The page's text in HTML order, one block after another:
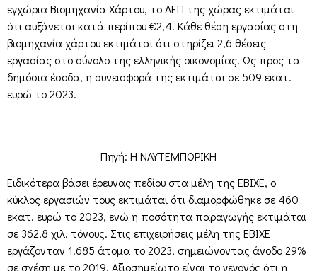
εγχώρια Βιομηχανία Χάρτου, το ΑΕΠ της χώρας εκτιμάται
ότι αυξάνεται κατά περίπου €2,4. Κάθε θέση εργασίας στη
βιομηχανία χάρτου εκτιμάται ότι στηρίζει 2,6 θέσεις
εργασίας στο σύνολο της ελληνικής οικονομίας. Ως προς τα
δημόσια έσοδα, η συνεισφορά της εκτιμάται σε 509 εκατ.
ευρώ το 2023.
Πηγή: Η ΝΑΥΤΕΜΠΟΡΙΚΗ
Ειδικότερα βάσει έρευνας πεδίου στα μέλη της ΕΒΙΧΕ, ο
κύκλος εργασιών τους εκτιμάται ότι διαμορφώθηκε σε 460
εκατ. ευρώ το 2023, ενώ η ποσότητα παραγωγής εκτιμάται
σε 362,8 χιλ. τόνους. Στις επιχειρήσεις μέλη της ΕΒΙΧΕ
εργάζονταν 1.685 άτομα το 2023, σημειώνοντας άνοδο 29%
σε σχέση με το 2019. Αξιοσημείωτο είναι το γεγονός ότι η